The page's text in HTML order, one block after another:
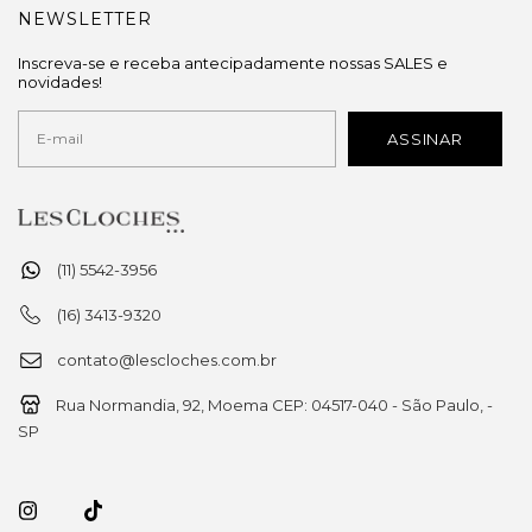
(11) 5542-3956
(16) 3413-9320
contato@lescloches.com.br
Rua Normandia, 92, Moema CEP: 04517-040 - São Paulo, -
SP
NEWSLETTER
Inscreva-se e receba antecipadamente nossas SALES e
novidades!